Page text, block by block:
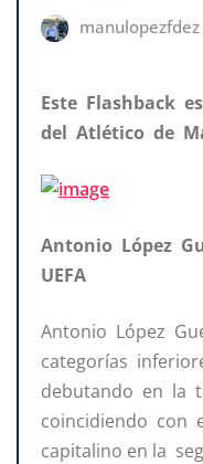
manulopezfdez
Este Flashback
del Atlético de
Antonio López
UEFA
Antonio López
categorías
debutando en la
coincidiendo con
capitalino en la